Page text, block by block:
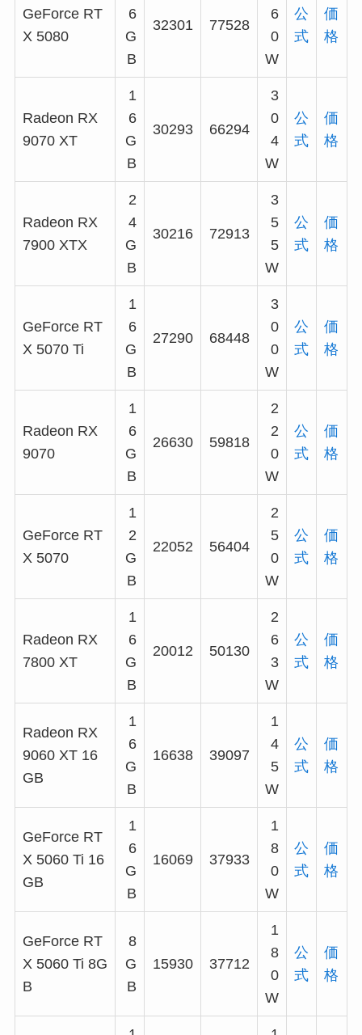
GeForce RT
X 5080
6
G
B
32301 77528
6
0
W
公
式
価
格
Radeon RX
9070 XT
1
6
G
B
30293 66294
3
0
4
W
公
式
価
格
Radeon RX
7900 XTX
2
4
G
B
30216 72913
3
5
5
W
公
式
価
格
GeForce RT
X 5070 Ti
1
6
G
B
27290 68448
3
0
0
W
公
式
価
格
Radeon RX
9070
1
6
G
B
26630 59818
2
2
0
W
公
式
価
格
GeForce RT
X 5070
1
2
G
B
22052 56404
2
5
0
W
公
式
価
格
Radeon RX
7800 XT
1
6
G
B
20012 50130
2
6
3
W
公
式
価
格
Radeon RX
9060 XT 16
GB
1
6
G
B
16638 39097
1
4
5
W
公
式
価
格
GeForce RT
X 5060 Ti 16
GB
1
6
G
B
16069 37933
1
8
0
W
公
式
価
格
GeForce RT
X 5060 Ti 8G
B
8
G
B
15930 37712
1
8
0
W
公
式
価
格